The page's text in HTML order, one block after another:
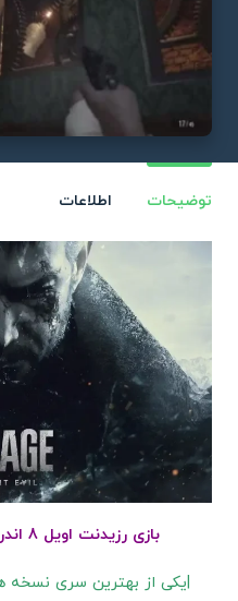
توضیحات اطلاعات
بازی رزیدنت اویل 8 اندروید Resident Evil 8 v1.0
|یکی از بهترین سری نسخه